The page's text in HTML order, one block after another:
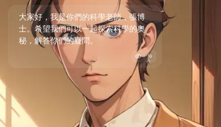
大家好，我是你們的科學老師，張博
士。希望我們可以一起探索科學的奧
秘，解答你們的疑問。